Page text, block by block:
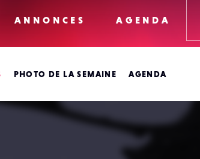
ANNONCES AGENDA
PHOTO DE LA SEMAINE AGENDA